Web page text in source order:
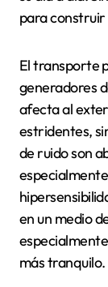
para construir
El transporte
generadores
afecta al
estridentes,
de ruido son
en un medio
más tranquilo.